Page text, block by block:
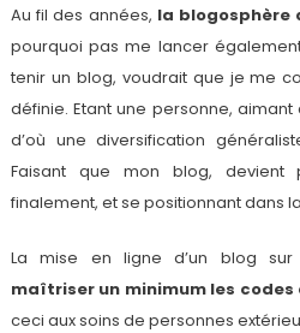
Au fil des années, la
pourquoi pas me lancer
tenir un blog, voudrait que je me
définie. Etant une personne,
d’où une diversification
Faisant que mon blog, devient
finalement, et se positionnant dans
La mise en ligne d’un blog
maîtriser un minimum les codes
ceci aux soins de personnes